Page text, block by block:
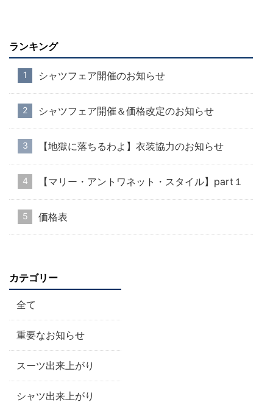
ランキング
シャツフェア開催のお知らせ
シャツフェア開催＆価格改定のお知らせ
【地獄に落ちるわよ】衣装協力のお知らせ
【マリー・アントワネット・スタイル】part１
価格表
カテゴリー
全て
重要なお知らせ
スーツ出来上がり
シャツ出来上がり